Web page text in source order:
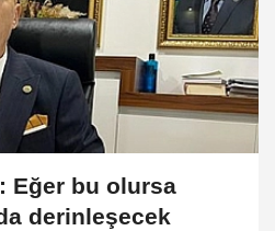
Eğer bu olursa
derinleşecek